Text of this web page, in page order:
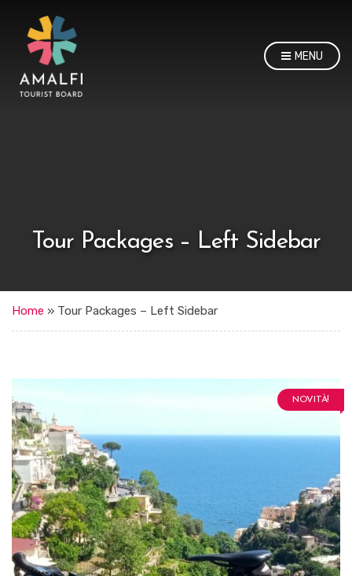
MENU
Tour Packages – Left Sidebar
Home » Tour Packages – Left Sidebar
NOVITÀ!